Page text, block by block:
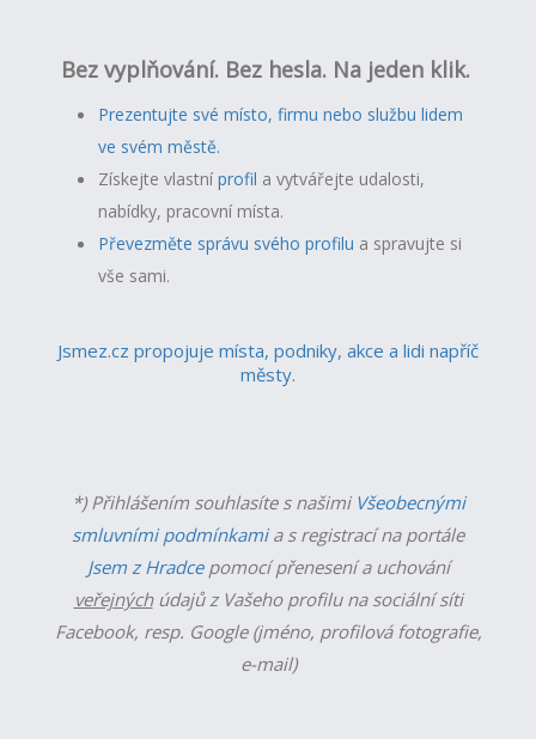
Bez vyplňování. Bez hesla. Na jeden klik.
Prezentujte své místo, firmu nebo službu lidem
ve svém městě.
Získejte vlastníprofil a vytvářejte udalosti,
nabídky, pracovní místa.
Převezměte správu svého profilu a spravujte si
vše sami.
Jsmez.cz propojuje místa, podniky, akce a lidi napříč
městy.
*) Přihlášením souhlasíte s našimi Všeobecnými
smluvními podmínkamia s registrací na portále
Jsem z Hradcepomocí přenesení a uchování
veřejnýchúdajů z Vašeho profilu na sociální síti
Facebook, resp. Google (jméno, profilová fotografie,
e-mail)